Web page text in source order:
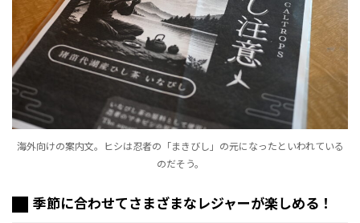
海外向けの案内文。ヒシは忍者の「まきびし」の元になったといわれている
のだそう。
季節に合わせてさまざまなレジャーが楽しめる！